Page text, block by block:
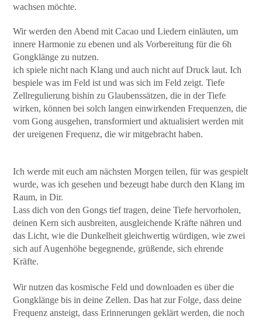
wachsen möchte.
Wir werden den Abend mit Cacao und Liedern einläuten, um
innere Harmonie zu ebenen und als Vorbereitung für die 6h
Gongklänge zu nutzen.
ich spiele nicht nach Klang und auch nicht auf Druck laut. Ich
bespiele was im Feld ist und was sich im Feld zeigt. Tiefe
Zellregulierung bishin zu Glaubenssätzen, die in der Tiefe
wirken, können bei solch langen einwirkenden Frequenzen, die
vom Gong ausgehen, transformiert und aktualisiert werden mit
der ureigenen Frequenz, die wir mitgebracht haben.
Ich werde mit euch am nächsten Morgen teilen, für was gespielt
wurde, was ich gesehen und bezeugt habe durch den Klang im
Raum, in Dir.
Lass dich von den Gongs tief tragen, deine Tiefe hervorholen,
deinen Kern sich ausbreiten, ausgleichende Kräfte nähren und
das Licht, wie die Dunkelheit gleichwertig würdigen, wie zwei
sich auf Augenhöhe begegnende, grüßende, sich ehrende
Kräfte.
Wir nutzen das kosmische Feld und downloaden es über die
Gongklänge bis in deine Zellen. Das hat zur Folge, dass deine
Frequenz ansteigt, dass Erinnerungen geklärt werden, die noch